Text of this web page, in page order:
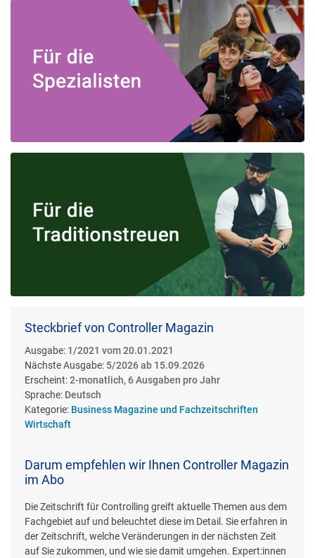
Steckbrief von Controller Magazin
Ausgabe: 1/2021 vom 20.01.2021
Nächste Ausgabe: 5/2026 ab 15.09.2026
Erscheint:2-monatlich, 6 Ausgaben pro Jahr
Sprache: Deutsch
Kategorie: Business Magazine und Fachzeitschriften
Wirtschaft
Darum empfehlen wir Ihnen Controller Magazin
im Abo
Die Zeitschrift für Controlling greift aktuelle Themen aus dem
Fachgebiet auf und beleuchtet diese im Detail. Sie erfahren in
der Zeitschrift, welche Veränderungen in der nächsten Zeit
auf Sie zukommen, und wie sie damit umgehen. Expert:innen